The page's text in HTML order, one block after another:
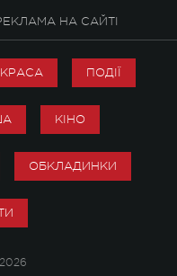
НА САЙТІ
КРАСА ПОДІЇ
КІНО
ОБКЛАДИНКИ